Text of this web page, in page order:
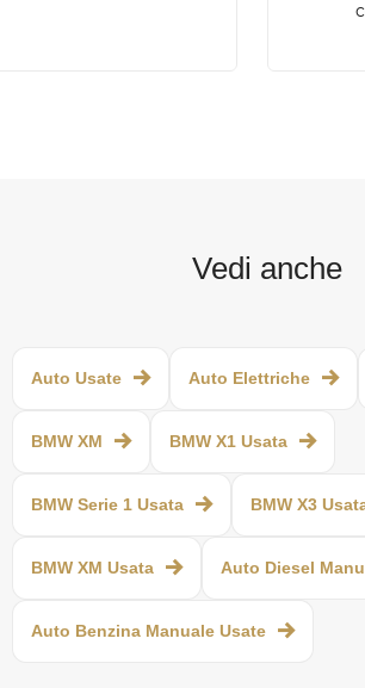
Vedi anche
Auto Usate Auto Elettriche
BMW XM BMW X1 Usata
BMW Serie 1 Usata BMW X3
BMW XM Usata Auto Diesel
Auto Benzina Manuale Usate